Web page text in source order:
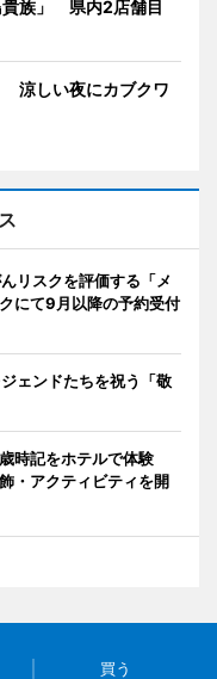
貴族」 県内2店舗目
涼しい夜にカブクワ
リスクを評価する「メ
にて9月以降の予約受付
ェンドたちを祝う「敬
時記をホテルで体験
・アクティビティを開
買う